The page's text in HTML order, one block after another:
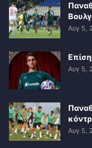
Αυγ 5,
Αυγ 5,
Αυγ 5,